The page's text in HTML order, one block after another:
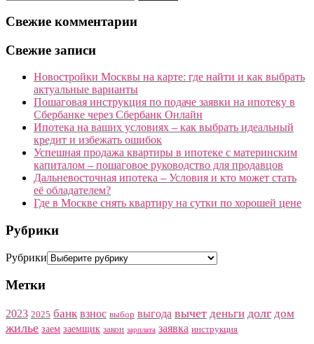
Свежие комментарии
Свежие записи
Новостройки Москвы на карте: где найти и как выбрать
актуальные варианты
Пошаговая инструкция по подаче заявки на ипотеку в
Сбербанке через Сбербанк Онлайн
Ипотека на ваших условиях – как выбрать идеальный
кредит и избежать ошибок
Успешная продажа квартиры в ипотеке с материнским
капиталом – пошаговое руководство для продавцов
Дальневосточная ипотека – Условия и кто может стать
её обладателем?
Где в Москве снять квартиру на сутки по хорошей цене
Рубрики
Рубрики
Метки
2023 2025 банк взнос выбор выгода вычет деньги долг дом
жилье заем заемщик закон зарплата заявка инструкция